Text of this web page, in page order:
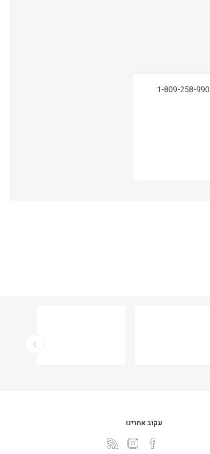
תמיכה טכנית, שירות ואחריות ONSITE ע"י מעבדות CPM בטלפון: 1-809-258-990
עקוב אחרינו